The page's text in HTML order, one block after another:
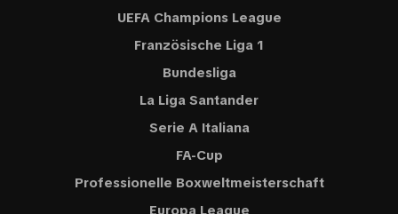
UEFA Champions League
Französische Liga 1
Bundesliga
La Liga Santander
Serie A Italiana
FA-Cup
Professionelle Boxweltmeisterschaft
Europa League